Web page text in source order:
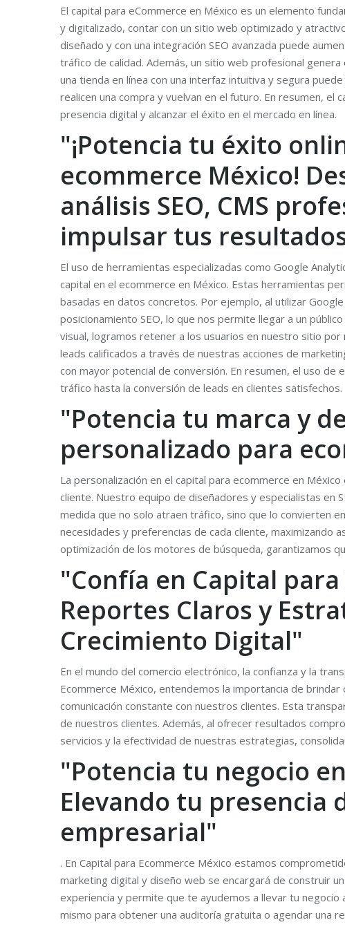
El capital para eCommerce en México es un elemento
y digitalizado, contar con un sitio web optimizado y
diseñado y con una integración SEO avanzada puede
tráfico de calidad. Además, un sitio web profesional
una tienda en línea con una interfaz intuitiva y segura
realicen una compra y vuelvan en el futuro. En resumen, el
presencia digital y alcanzar el éxito en el mercado en línea.
"¡Potencia tu éxito
ecommerce México!
análisis SEO, CMS
impulsar tus
El uso de herramientas especializadas como Google
capital en el ecommerce en México. Estas herramientas
basadas en datos concretos. Por ejemplo, al utilizar
posicionamiento SEO, lo que nos permite llegar a un
visual, logramos retener a los usuarios en nuestro sitio
leads calificados a través de nuestras acciones de
con mayor potencial de conversión. En resumen, el uso
tráfico hasta la conversión de leads en clientes satisfechos.
"Potencia tu marca y
personalizado para
La personalización en el capital para ecommerce en
cliente. Nuestro equipo de diseñadores y especialistas en
medida que no solo atraen tráfico, sino que lo convierten
necesidades y preferencias de cada cliente, maximizando
optimización de los motores de búsqueda, garantizamos
"Confía en Capital
Reportes Claros y
Crecimiento Digital"
En el mundo del comercio electrónico, la confianza y la
Ecommerce México, entendemos la importancia de
comunicación constante con nuestros clientes. Esta
de nuestros clientes. Además, al ofrecer resultados
servicios y la efectividad de nuestras estrategias,
"Potencia tu negocio
Elevando tu
empresarial"
. En Capital para Ecommerce México estamos
marketing digital y diseño web se encargará de construir
experiencia y permite que te ayudemos a llevar tu
mismo para obtener una auditoría gratuita o agendar una